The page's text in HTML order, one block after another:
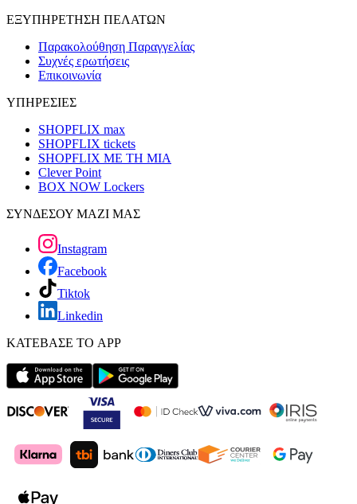
ΕΞΥΠΗΡΕΤΗΣΗ ΠΕΛΑΤΩΝ
Παρακολούθηση Παραγγελίας
Συχνές ερωτήσεις
Επικοινωνία
ΥΠΗΡΕΣΙΕΣ
SHOPFLIX max
SHOPFLIX tickets
SHOPFLIX ΜΕ ΤΗ ΜΙΑ
Clever Point
BOX NOW Lockers
ΣΥΝΔΕΣΟΥ ΜΑΖΙ ΜΑΣ
Instagram
Facebook
Tiktok
Linkedin
ΚΑΤΕΒΑΣΕ ΤΟ APP